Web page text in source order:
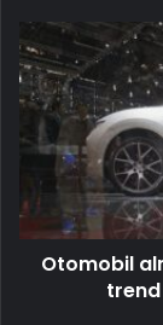
Otomobil
trend